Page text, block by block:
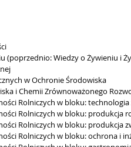
(poprzednio: Wiedzy o Żywieniu i
w Ochronie Środowiska
i Chemii Zrównoważonego
Rolniczych w bloku:
Rolniczych w bloku: produkcja
Rolniczych w bloku: produkcja
Rolniczych w bloku: ochrona i